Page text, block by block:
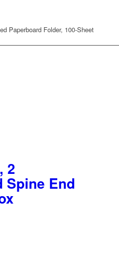
Paperboard Folder, 100-Sheet
2
Spine End